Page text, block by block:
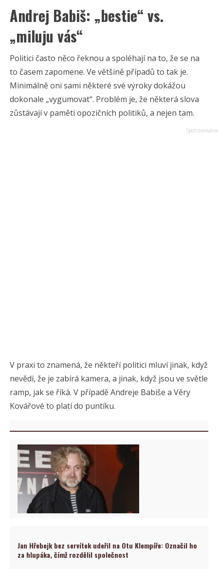
Andrej Babiš: „bestie“ vs.
„miluju vás“
Politici často něco řeknou a spoléhají na to, že se na
to časem zapomene. Ve většině případů to tak je.
Minimálně oni sami některé své výroky dokážou
dokonale „vygumovat“. Problém je, že některá slova
zůstávají v paměti opozičních politiků, a nejen tam.
V praxi to znamená, že někteří politici mluví jinak, když
nevědí, že je zabírá kamera, a jinak, když jsou ve světle
ramp, jak se říká. V případě Andreje Babiše a Věry
Kovářové to platí do puntíku.
Jan Hřebejk bez servítek udeřil na Otu Klempíře: Označil ho
za hlupáka, čímž rozdělil společnost